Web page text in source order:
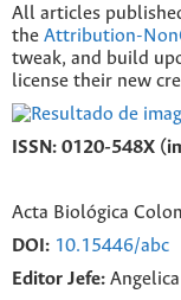
All articles
the Attribution-
tweak, and build
license their new
ISSN: 0120-548X
Acta Biológica
DOI: 10.15446/abc
Editor Jefe: